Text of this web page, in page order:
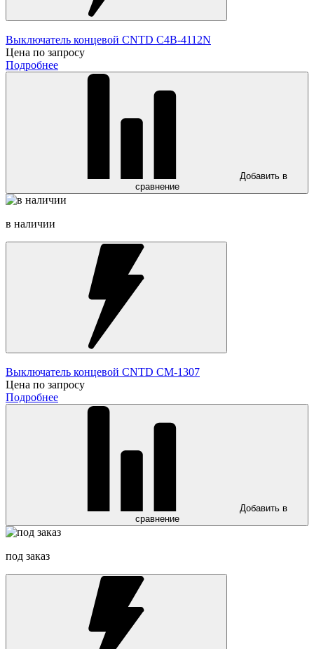
Выключатель концевой CNTD C4B-4112N
Цена по запросу
Подробнее
Добавить в
сравнение
в наличии
Выключатель концевой CNTD CM-1307
Цена по запросу
Подробнее
Добавить в
сравнение
под заказ